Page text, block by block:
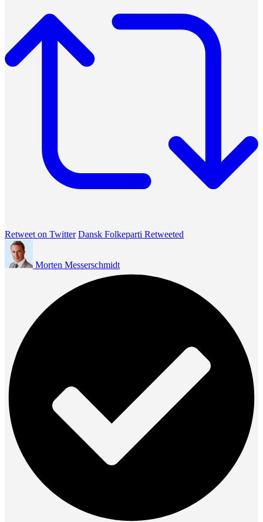
Retweet on Twitter Dansk Folkeparti Retweeted
Morten Messerschmidt